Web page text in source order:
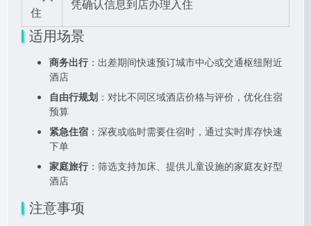
住
凭确认信息到店办理入住
适用场景
商务出行 ：出差期间快速预订城市中心或交通枢纽附近
酒店
自由行规划 ：对比不同区域酒店价格与评价，优化住宿
预算
紧急住宿 ：深夜或临时需要住宿时，通过实时库存快速
下单
家庭旅行 ：筛选支持加床、提供儿童设施的家庭友好型
酒店
注意事项